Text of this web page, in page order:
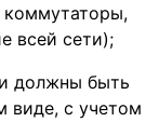
всей сети);
должны быть
виде, с учетом